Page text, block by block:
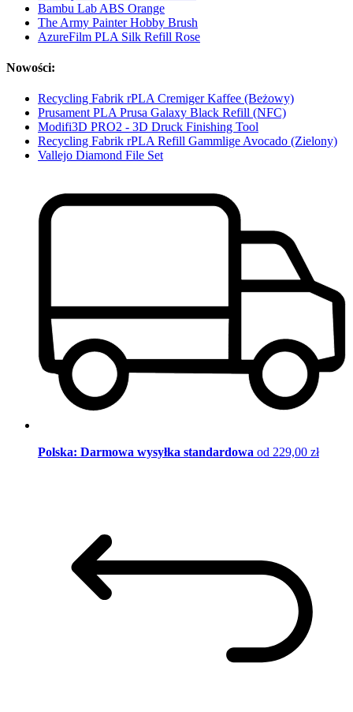
Bambu Lab ABS Orange
The Army Painter Hobby Brush
AzureFilm PLA Silk Refill Rose
Nowości:
Recycling Fabrik rPLA Cremiger Kaffee (Beżowy)
Prusament PLA Prusa Galaxy Black Refill (NFC)
Modifi3D PRO2 - 3D Druck Finishing Tool
Recycling Fabrik rPLA Refill Gammlige Avocado (Zielony)
Vallejo Diamond File Set
Polska: Darmowa wysyłka standardowa od 229,00 zł